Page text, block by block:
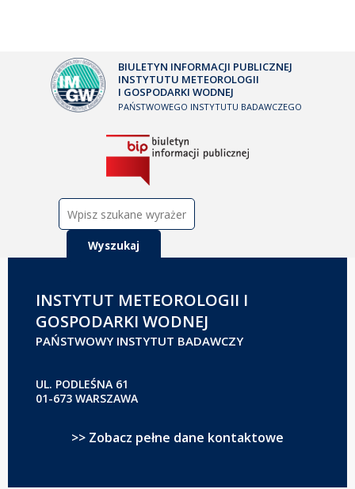
BIULETYN INFORMACJI PUBLICZNEJ
INSTYTUTU METEOROLOGII
I GOSPODARKI WODNEJ
PAŃSTWOWEGO INSTYTUTU BADAWCZEGO
INSTYTUT METEOROLOGII I
GOSPODARKI WODNEJ
PAŃSTWOWY INSTYTUT BADAWCZY
UL. PODLEŚNA 61
01-673 WARSZAWA
>> Zobacz pełne dane kontaktowe